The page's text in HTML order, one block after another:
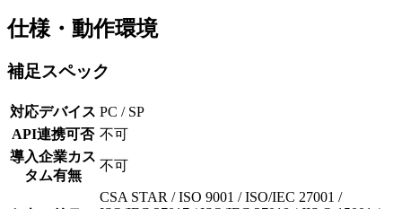
仕様・動作環境
補足スペック
対応デバイス PC / SP
API連携可否 不可
導入企業カス
タム有無
不可
CSA STAR / ISO 9001 / ISO/IEC 27001 /